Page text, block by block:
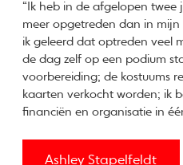
“Ik heb in de afgelopen twee
meer opgetreden dan in
ik geleerd dat optreden veel
de dag zelf op een podium
voorbereiding; de kostuums
kaarten verkocht worden; ik
financiën en organisatie in
Ashley Stapelfeldt